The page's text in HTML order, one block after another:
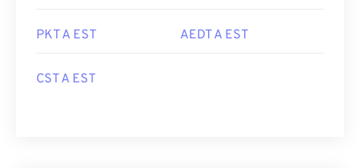
PKT A EST AEDT A EST
CST A EST